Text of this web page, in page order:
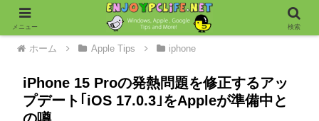
ホーム Apple Tips iphone
iPhone 15 Proの発熱問題を修正するアッ
プデート｢iOS 17.0.3｣をAppleが準備中と
メニュー 検索